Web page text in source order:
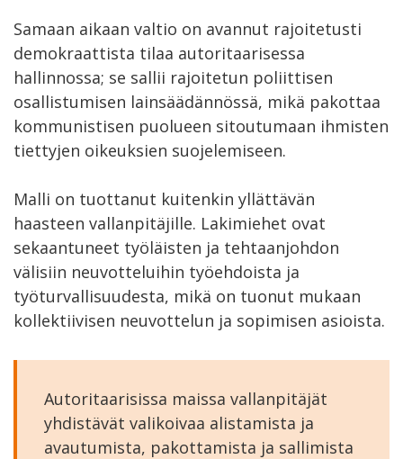
Samaan aikaan valtio on avannut rajoitetusti
demokraattista tilaa autoritaarisessa
hallinnossa; se sallii rajoitetun poliittisen
osallistumisen lainsäädännössä, mikä pakottaa
kommunistisen puolueen sitoutumaan ihmisten
tiettyjen oikeuksien suojelemiseen.
Malli on tuottanut kuitenkin yllättävän
haasteen vallanpitäjille. Lakimiehet ovat
sekaantuneet työläisten ja tehtaanjohdon
välisiin neuvotteluihin työehdoista ja
työturvallisuudesta, mikä on tuonut mukaan
kollektiivisen neuvottelun ja sopimisen asioista.
Autoritaarisissa maissa vallanpitäjät
yhdistävät valikoivaa alistamista ja
avautumista, pakottamista ja sallimista